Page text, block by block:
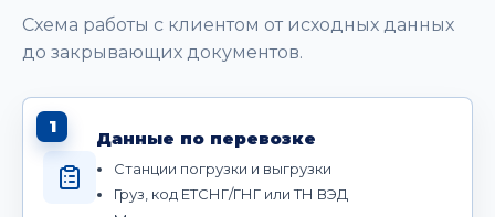
Схема работы с клиентом от исходных данных
до закрывающих документов.
1
Данные по перевозке
Станции погрузки и выгрузки
Груз, код ЕТСНГ/ГНГ или ТН ВЭД